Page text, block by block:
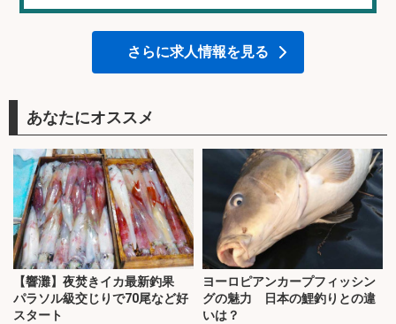
さらに求人情報を見る
あなたにオススメ
【響灘】夜焚きイカ最新釣果
パラソル級交じりで70尾など好
スタート
ヨーロピアンカープフィッシン
グの魅力 日本の鯉釣りとの違
いは？